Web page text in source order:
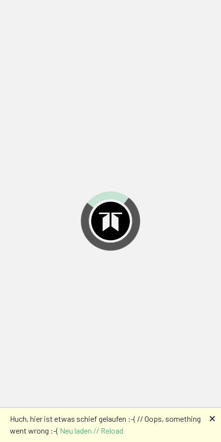
Huch, hier ist etwas schief gelaufen :-( // Oops, something
went wrong :-( Neu laden // Reload
🗙